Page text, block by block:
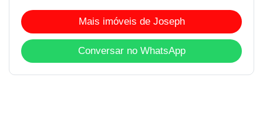
Mais imóveis de Joseph
Conversar no WhatsApp